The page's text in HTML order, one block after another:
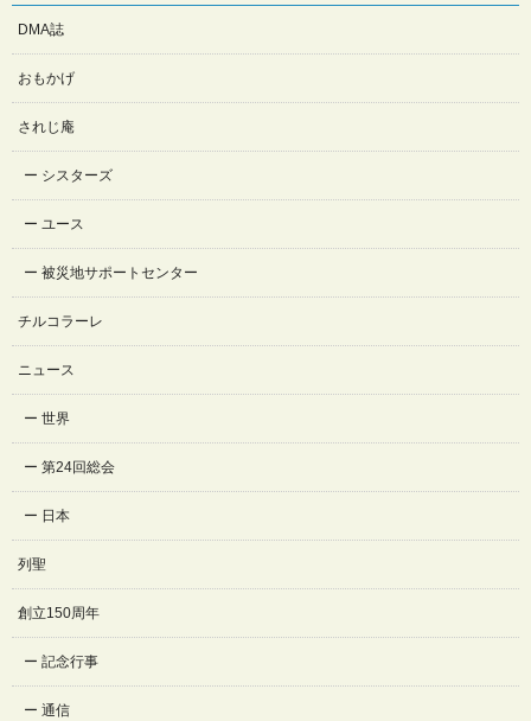
DMA誌
おもかげ
されじ庵
シスターズ
ユース
被災地サポートセンター
チルコラーレ
ニュース
世界
第24回総会
日本
列聖
創立150周年
記念行事
通信